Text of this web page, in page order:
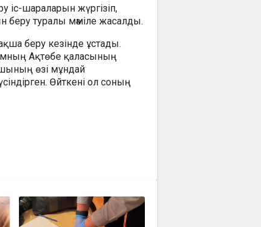
іс-шараларын жүргізіп,
беру туралы мәміле жасалды.
беру кезінде ұстады.
Ақтөбе қаласының
өзі мұндай
Өйткені ол соның